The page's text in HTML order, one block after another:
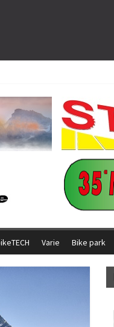
5^ la migliore tra gli italiani
leggendaria storia
Varie Bike park